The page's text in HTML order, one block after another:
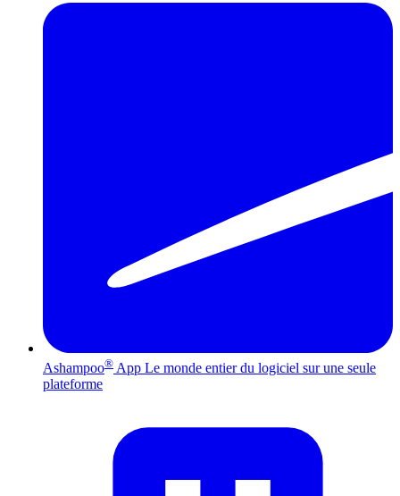
Ashampoo® App Le monde entier du logiciel sur une seule
plateforme